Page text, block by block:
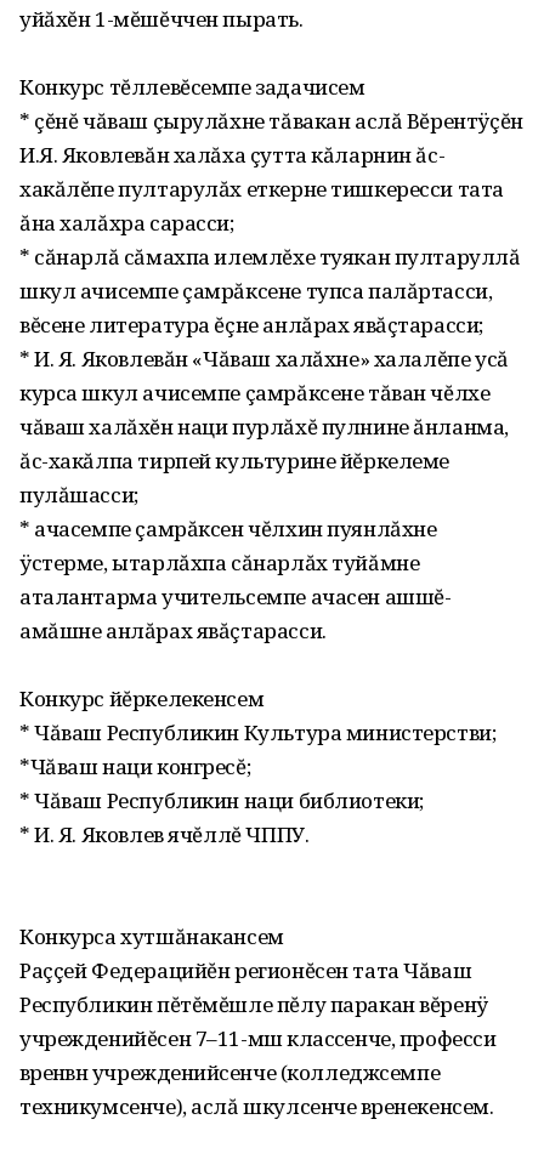
уйăхĕн 1-мĕшĕччен пырать.
Конкурс тĕллевĕсемпе задачисем
* çĕнĕ чăваш çырулăхне тăвакан аслă Вĕрентÿçĕн
И.Я. Яковлевăн халăха çутта кăларнин ăс-
хакăлĕпе пултарулăх еткерне тишкересси тата
ăна халăхра сарасси;
* сăнарлă сăмахпа илемлĕхе туякан пултаруллă
шкул ачисемпе çамрăксене тупса палăртасси,
вĕсене литература ĕçне анлăрах явăçтарасси;
* И. Я. Яковлевăн «Чăваш халăхне» халалĕпе усă
курса шкул ачисемпе çамрăксене тăван чĕлхе
чăваш халăхĕн наци пурлăхĕ пулнине ăнланма,
ăс-хакăлпа тирпей культурине йĕркелеме
пулăшасси;
* ачасемпе çамрăксен чĕлхин пуянлăхне
ÿстерме, ытарлăхпа сăнарлăх туйăмне
аталантарма учительсемпе ачасен ашшĕ-
амăшне анлăрах явăçтарасси.
Конкурс йĕркелекенсем
* Чăваш Республикин Культура министерстви;
*Чăваш наци конгресĕ;
* Чăваш Республикин наци библиотеки;
* И. Я. Яковлев ячĕллĕ ЧППУ.
Конкурса хутшăнакансем
Раççей Федерацийĕн регионĕсен тата Чăваш
Республикин пĕтĕмĕшле пĕлу паракан вĕренÿ
учрежденийĕсен 7–11-мӗш класӗсенче, професси
вӗренӗвӗн учрежденийӗсенче (колледжсемпе
техникумсенче), аслă шкулсенче вӗренекенсем.